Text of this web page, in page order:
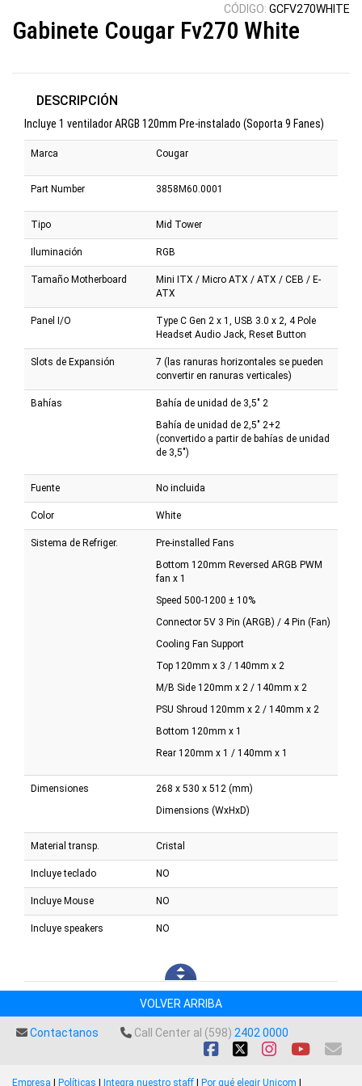
CÓDIGO: GCFV270WHITE
Gabinete Cougar Fv270 White
DESCRIPCIÓN
Incluye 1 ventilador ARGB 120mm Pre-instalado (Soporta 9 Fanes)
Marca Cougar
Part Number 3858M60.0001
Tipo Mid Tower
Iluminación RGB
Tamaño Motherboard
Mini ITX / Micro ATX / ATX / CEB / E-
ATX
Panel I/O
Type C Gen 2 x 1, USB 3.0 x 2, 4 Pole
Headset Audio Jack, Reset Button
Slots de Expansión
7 (las ranuras horizontales se pueden
convertir en ranuras verticales)
Bahías
Bahía de unidad de 3,5" 2
Bahía de unidad de 2,5" 2+2
(convertido a partir de bahías de unidad
de 3,5")
Fuente No incluida
Color White
Sistema de Refriger.
Pre-installed Fans
Bottom 120mm Reversed ARGB PWM
fan x 1
Speed 500-1200 ± 10%
Connector 5V 3 Pin (ARGB) / 4 Pin (Fan)
Cooling Fan Support
Top 120mm x 3 / 140mm x 2
M/B Side 120mm x 2 / 140mm x 2
PSU Shroud 120mm x 2 / 140mm x 2
Bottom 120mm x 1
Rear 120mm x 1 / 140mm x 1
Dimensiones
268 x 530 x 512 (mm)
Dimensions (WxHxD)
Material transp. Cristal
Incluye teclado NO
Incluye Mouse NO
Incluye speakers NO
VOLVER ARRIBA
Contactanos Call Center al (598) 2402 0000
Empresa Políticas Integra nuestro staff Por qué elegir Unicom